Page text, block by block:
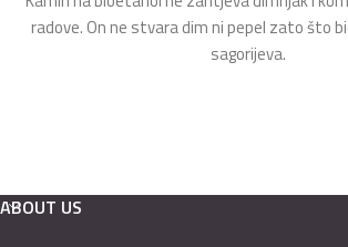
radove. On ne stvara dim ni pepel zato što
sagorijeva.
ABOUT US